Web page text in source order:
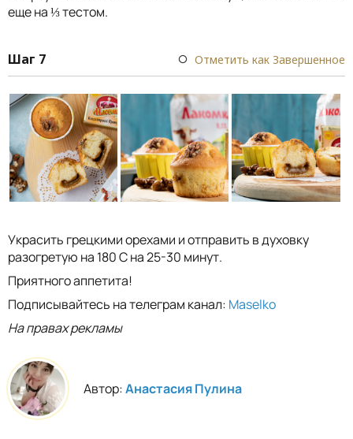
еще на ⅓ тестом.
Шаг 7 Отметить как Завершенное
Украсить грецкими орехами и отправить в духовку
разогретую на 180 С на 25-30 минут.
Приятного аппетита!
Подписывайтесь на телеграм канал: Maselko
На правах рекламы
Автор:Анастасия Пулина